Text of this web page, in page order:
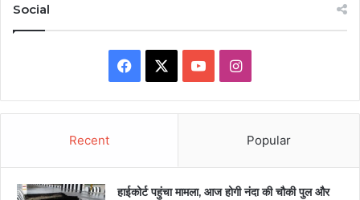
Social
Facebook YouTubeInstagram
Recent Popular
हाईकोर्ट पहुंचा मामला, आज होगी नंदा की चौकी पुल और